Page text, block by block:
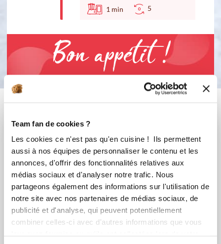
Team fan de cookies ?
Les cookies ce n'est pas qu'en cuisine ! Ils permettent
aussi à nos équipes de personnaliser le contenu et les
annonces, d'offrir des fonctionnalités relatives aux
médias sociaux et d'analyser notre trafic. Nous
partageons également des informations sur l'utilisation de
notre site avec nos partenaires de médias sociaux, de
publicité et d'analyse, qui peuvent potentiellement
combiner celles-ci avec d'autres informations que vous
1 min 5
Bon appétit !